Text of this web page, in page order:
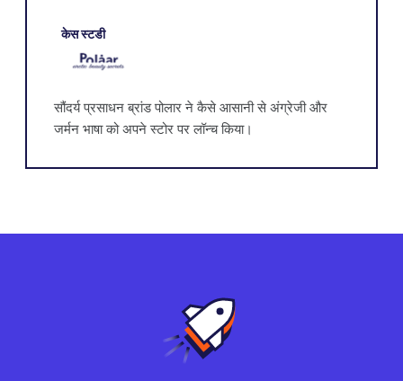
केस स्टडी
सौंदर्य प्रसाधन ब्रांड पोलार ने कैसे आसानी से अंग्रेजी और
जर्मन भाषा को अपने स्टोर पर लॉन्च किया।